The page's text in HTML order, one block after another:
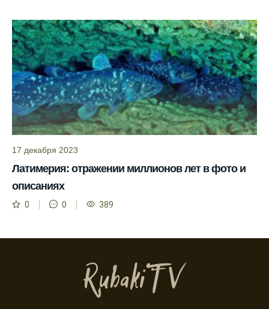
Ожидается хороший улов в январе, с
учетом прогноза клева.
Сезонная таблица активности рыбы
помогает планировать рыбалку в разные
месяцы.
Инструкция по подготовке к рыбалке
учитывает прогноз клева.
Благодаря фазам луны, я всегда могу
выбирать оптимальное время для рыбной
ловли.
Способ предсказать клев рыбы включает в
Информация о каждом типе рыбы в
17 декабря 2023
Латимерия: отражении миллионов лет в фото и
описаниях
0 0 389